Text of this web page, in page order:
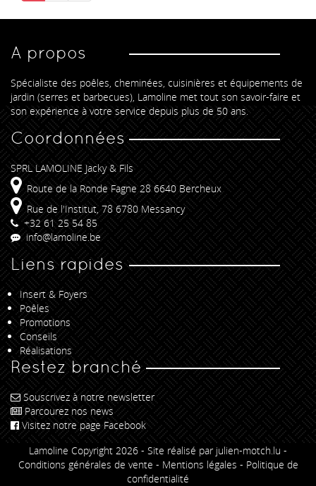
A propos
Spécialiste des poêles, cheminées, cuisinières et équipements de
jardin (serres et barbecues), Lamoline met tout son savoir-faire et
son expérience à votre service depuis plus de 50 ans.
Coordonnées
SPRL LAMOLINE Jacky & Fils
Route de la Ronde Fagne 28 6640 Bercheux
Rue de l'Institut, 78 6780 Messancy
+32 61 25 54 85
info@lamoline.be
Liens rapides
Insert & Foyers
Poêles
Promotions
Conseils
Réalisations
Restez branché
Souscrivez à notre newsletter
Parcourez nos news
Visitez notre page Facebook
Lamoline Copyright 2026 - Site réalisé par julien-motch.lu -
Conditions générales de vente - Mentions légales - Politique de
confidentialité